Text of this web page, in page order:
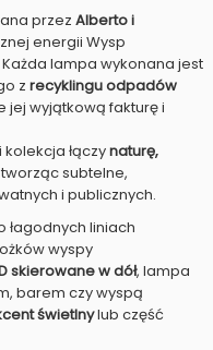
przez Alberto i
energii Wysp
Każda lampa wykonana jest
z recyklingu odpadów
jej wyjątkową fakturę i
łączynaturę,
tworząc subtelne,
i publicznych.
liniach
wyspy
skierowane w dół, lampa
barem czy wyspą
świetlnylub część